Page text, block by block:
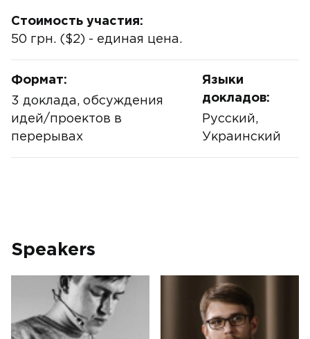
Стоимость участия:
50 грн. ($2) - единая цена.
Формат:
3 доклада, обсуждения
идей/проектов в
перерывах
Языки
докладов:
Русский,
Украинский
Speakers